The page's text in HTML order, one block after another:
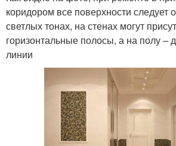
коридором все поверхности следует
светлых тонах, на стенах могут
горизонтальные полосы, а на полу –
линии